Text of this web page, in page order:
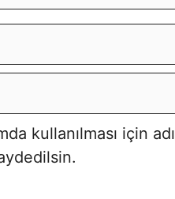
kullanılması için